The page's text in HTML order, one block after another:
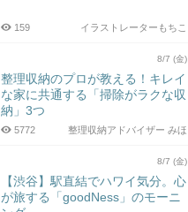
イラストレーターもちこ
159
8/7 (金)
整理収納のプロが教える！キレイ
な家に共通する「掃除がラクな収
納」3つ
整理収納アドバイザー みほ
5772
8/7 (金)
【渋谷】駅直結でハワイ気分。心
が旅する「goodNess」のモーニ